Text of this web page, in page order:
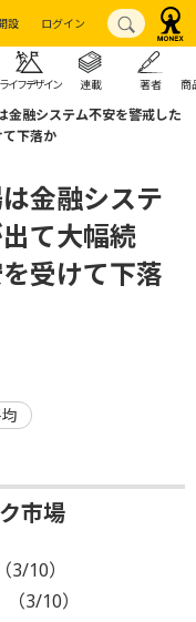
設 ログイン
ライフデザイン 連載 著者 商
金融システム不安を警戒した
下落か
金融システ
て大幅続
受けて下落
市場
10）
3/10）